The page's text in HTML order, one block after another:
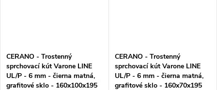
CERANO - Trostenný
sprchovací kút Varone LINE
UL/P - 6 mm - čierna matná,
grafitové sklo - 160x100x195
CERANO - Trostenný
sprchovací kút Varone LINE
UL/P - 6 mm - čierna matná,
grafitové sklo - 160x70x195